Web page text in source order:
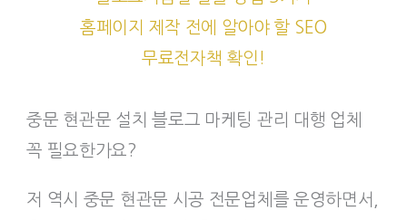
홈페이지 제작 전에 알아야 할 SEO
무료전자책 확인!
중문 현관문 설치 블로그 마케팅 관리 대행 업체
꼭 필요한가요?
저 역시 중문 현관문 시공 전문업체를 운영하면서,